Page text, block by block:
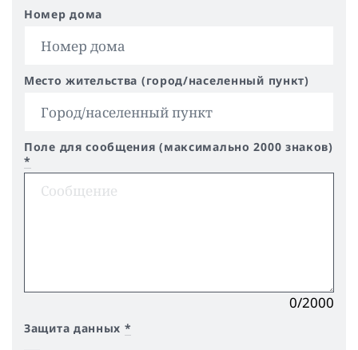
Номер дома
Место жительства (город/населенный пункт)
Поле для сообщения (максимально 2000 знаков)
*
0/2000
Защита данных *